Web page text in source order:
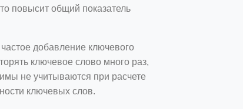
повысит общий показатель
добавление ключевого
ключевое слово много раз,
не учитываются при расчете
ключевых слов.